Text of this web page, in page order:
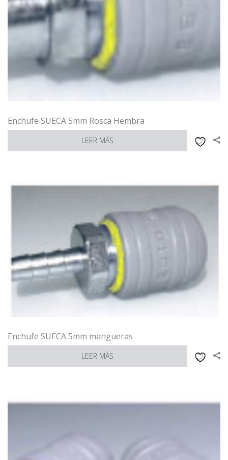
Enchufe SUECA 5mm Rosca Hembra
LEER MÁS
Enchufe SUECA 5mm mangueras
LEER MÁS